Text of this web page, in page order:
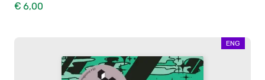
€ 6,00
ENG